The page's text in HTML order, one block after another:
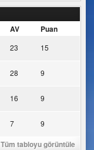
AV Puan
23 15
28 9
16 9
7 9
Tüm tabloyu görüntüle